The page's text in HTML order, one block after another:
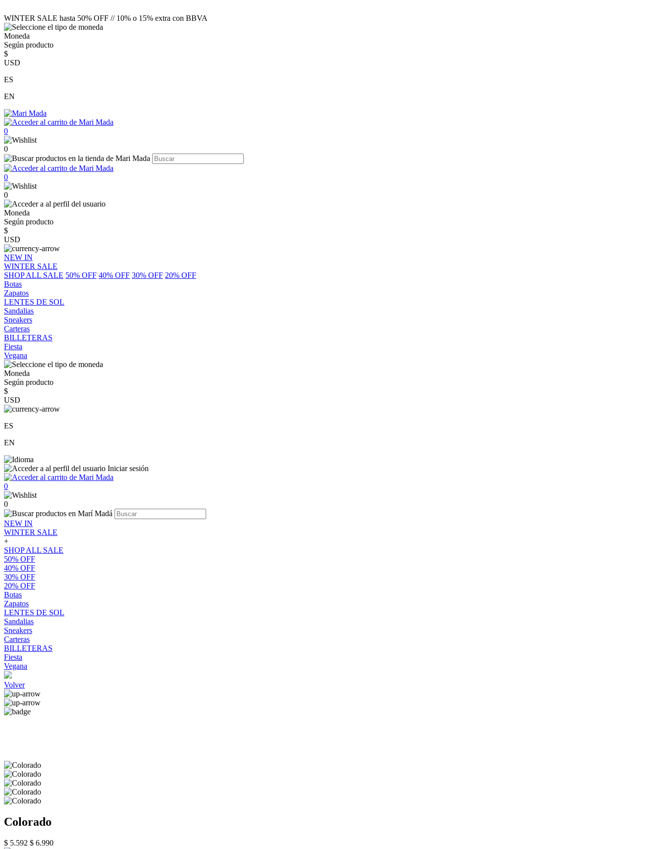
WINTER SALE hasta 50% OFF // 10% o 15% extra con BBVA
Moneda
Según producto
$
USD
ES
EN
0
0
0
0
Moneda
Según producto
$
USD
NEW IN
WINTER SALE
SHOP ALL SALE 50% OFF 40% OFF 30% OFF 20% OFF
Botas
Zapatos
LENTES DE SOL
Sandalias
Sneakers
Carteras
BILLETERAS
Fiesta
Vegana
Moneda
Según producto
$
USD
ES
EN
Iniciar sesión
0
0
NEW IN
WINTER SALE
+
SHOP ALL SALE
50% OFF
40% OFF
30% OFF
20% OFF
Botas
Zapatos
LENTES DE SOL
Sandalias
Sneakers
Carteras
BILLETERAS
Fiesta
Vegana
Volver
Colorado
$ 5.592 $ 6.990